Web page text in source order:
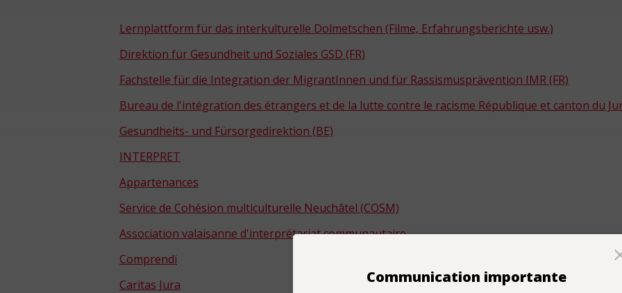
Communication importante
Lernplattform für das interkulturelle Dolmetschen (Filme, Erfahrungsberichte usw.)
Direktion für Gesundheit und Soziales GSD (FR)
Fachstelle für die Integration der MigrantInnen und für Rassismusprävention IMR (FR)
Bureau de l'intégration des étrangers et de la lutte contre le racisme République et canton du
Gesundheits- und Fürsorgedirektion (BE)
INTERPRET
Appartenances
Service de Cohésion multiculturelle Neuchâtel (COSM)
Association valaisanne d'interprétariat communautaire
Comprendi
Caritas Jura